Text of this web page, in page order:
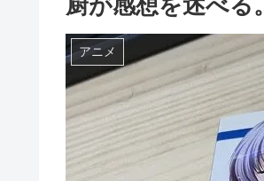
アニメ